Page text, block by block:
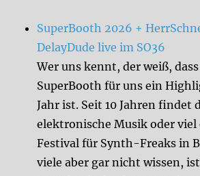
SuperBooth 2026 +
DelayDude live im SO36
Wer uns kennt, der weiß,
SuperBooth für uns ein
Jahr ist. Seit 10 Jahren findet
elektronische Musik oder viel
Festival für Synth-Freaks in
viele aber gar nicht wissen,